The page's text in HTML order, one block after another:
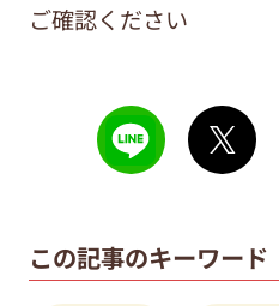
ご確認ください
この記事のキーワード